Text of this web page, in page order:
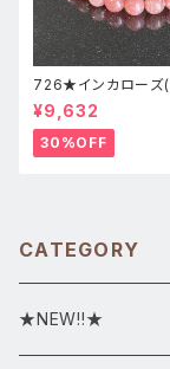
726★インカローズ(
サイト)★天然石ブレ
品
¥9,632
30%OFF
CATEGORY
★NEW!!★